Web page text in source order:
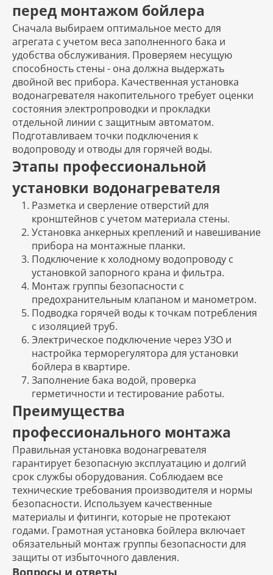
перед монтажом бойлера
Сначала выбираем оптимальное место для
агрегата с учетом веса заполненного бака и
удобства обслуживания. Проверяем несущую
способность стены - она должна выдержать
двойной вес прибора. Качественная установка
водонагревателя накопительного требует оценки
состояния электропроводки и прокладки
отдельной линии с защитным автоматом.
Подготавливаем точки подключения к
водопроводу и отводы для горячей воды.
Этапы профессиональной
установки водонагревателя
Разметка и сверление отверстий для
кронштейнов с учетом материала стены.
Установка анкерных креплений и навешивание
прибора на монтажные планки.
Подключение к холодному водопроводу с
установкой запорного крана и фильтра.
Монтаж группы безопасности с
предохранительным клапаном и манометром.
Подводка горячей воды к точкам потребления
с изоляцией труб.
Электрическое подключение через УЗО и
настройка терморегулятора для установки
бойлера в квартире.
Заполнение бака водой, проверка
герметичности и тестирование работы.
Преимущества
профессионального монтажа
Правильная установка водонагревателя
гарантирует безопасную эксплуатацию и долгий
срок службы оборудования. Соблюдаем все
технические требования производителя и нормы
безопасности. Используем качественные
материалы и фитинги, которые не протекают
годами. Грамотная установка бойлера включает
обязательный монтаж группы безопасности для
защиты от избыточного давления.